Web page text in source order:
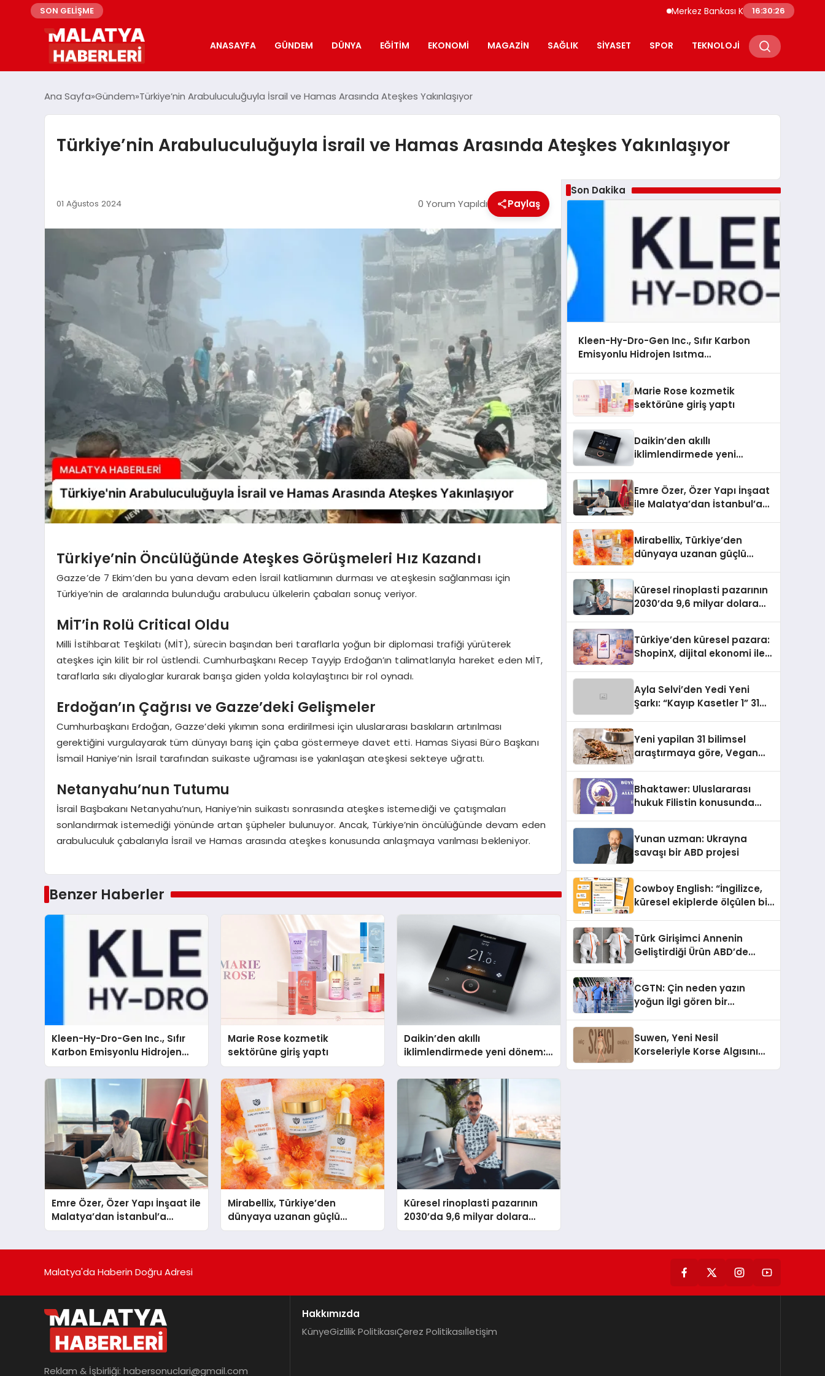
SON GELİŞME Merkez Bankası Kripto Varlık Merkezi
16:30:27
ANASAYFA GÜNDEM DÜNYA EĞITIM EKONOMI MAGAZIN SAĞLIK SIYASET SPOR TEKNOLOJI
Ana Sayfa Gündem Türkiye’nin Arabuluculuğuyla İsrail ve Hamas Arasında Ateşkes Yakınlaşıyor
Türkiye’nin Arabuluculuğuyla İsrail ve Hamas Arasında Ateşkes Yakınlaşıyor
01 Ağustos 2024 0 Yorum Yapıldı Paylaş
Türkiye’nin Öncülüğünde Ateşkes Görüşmeleri Hız Kazandı
Gazze’de 7 Ekim’den bu yana devam eden İsrail katliamının durması ve ateşkesin sağlanması için
Türkiye’nin de aralarında bulunduğu arabulucu ülkelerin çabaları sonuç veriyor.
MİT’in Rolü Critical Oldu
Milli İstihbarat Teşkilatı (MİT), sürecin başından beri taraflarla yoğun bir diplomasi trafiği yürüterek
ateşkes için kilit bir rol üstlendi. Cumhurbaşkanı Recep Tayyip Erdoğan’ın talimatlarıyla hareket eden MİT,
taraflarla sıkı diyaloglar kurarak barışa giden yolda kolaylaştırıcı bir rol oynadı.
Erdoğan’ın Çağrısı ve Gazze’deki Gelişmeler
Cumhurbaşkanı Erdoğan, Gazze’deki yıkımın sona erdirilmesi için uluslararası baskıların artırılması
gerektiğini vurgulayarak tüm dünyayı barış için çaba göstermeye davet etti. Hamas Siyasi Büro Başkanı
İsmail Haniye’nin İsrail tarafından suikaste uğraması ise yakınlaşan ateşkesi sekteye uğrattı.
Netanyahu’nun Tutumu
İsrail Başbakanı Netanyahu’nun, Haniye’nin suikastı sonrasında ateşkes istemediği ve çatışmaları
sonlandırmak istemediği yönünde artan şüpheler bulunuyor. Ancak, Türkiye’nin öncülüğünde devam eden
arabuluculuk çabalarıyla İsrail ve Hamas arasında ateşkes konusunda anlaşmaya varılması bekleniyor.
Benzer Haberler
Kleen-Hy-Dro-Gen Inc., Sıfır
Karbon Emisyonlu Hidrojen
Isıtma Teknolojisinde ISO ve
TSSA Düzenleyici Onaylarını
Aldı
Marie Rose kozmetik
sektörüne giriş yaptı
Daikin’den akıllı
iklimlendirmede yeni dönem:
Madoka Plus Türkiye’de
Emre Özer, Özer Yapı İnşaat ile
Malatya’dan İstanbul’a
Uzanan Başarı Hikâyesi
Mirabellix, Türkiye’den
dünyaya uzanan güçlü
büyümesini sürdürüyor
Küresel rinoplasti pazarının
2030’da 9,6 milyar dolara
ulaşması bekleniyor
Son Dakika
Kleen-Hy-Dro-Gen Inc., Sıfır Karbon
Emisyonlu Hidrojen Isıtma
Onaylarını Aldı
Marie Rose kozmetik
sektörüne giriş yaptı
Daikin’den akıllı
iklimlendirmede yeni
Emre Özer, Özer Yapı İnşaat
ile Malatya’dan İstanbul’a
Mirabellix, Türkiye’den
dünyaya uzanan güçlü
Küresel rinoplasti pazarının
2030’da 9,6 milyar dolara
Türkiye’den küresel pazara:
ShopinX, dijital ekonomi ile
Ayla Selvi’den Yedi Yeni
Şarkı: “Kayıp Kasetler 1” 31
Yeni yapilan 31 bilimsel
araştırmaya göre, Vegan
Sindirildiğini Ortaya Koydu
Bhaktawer: Uluslararası
hukuk Filistin konusunda
Yunan uzman: Ukrayna
savaşı bir ABD projesi
Cowboy English: “İngilizce,
küresel ekiplerde ölçülen bir
Türk Girişimci Annenin
Geliştirdiği Ürün ABD’de
Açısı Getiriyor.
CGTN: Çin neden yazın
yoğun ilgi gören bir
Suwen, Yeni Nesil
Korseleriyle Korse Algısını
Malatya'da Haberin Doğru Adresi
Reklam & İşbirliği: habersonuclari@gmail.com
Hakkımızda
KünyeGizlilik PolitikasıÇerez Politikasıİletişim